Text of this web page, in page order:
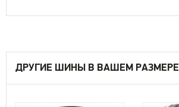
ДРУГИЕ ШИНЫ В ВАШЕМ РАЗМЕРЕ